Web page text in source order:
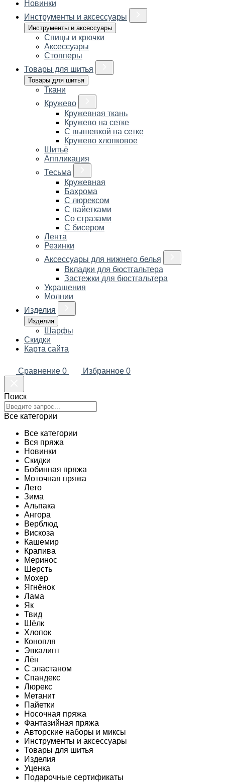
Новинки
Инструменты и аксессуары
Инструменты и аксессуары
Спицы и крючки
Аксессуары
Стопперы
Товары для шитья
Товары для шитья
Ткани
Кружево
Кружевная ткань
Кружево на сетке
С вышевкой на сетке
Кружево хлопковое
Шитьё
Аппликация
Тесьма
Кружевная
Бахрома
С люрексом
С пайетками
Со стразами
С бисером
Лента
Резинки
Аксессуары для нижнего белья
Вкладки для бюстгальтера
Застежки для бюстгальтера
Украшения
Молнии
Изделия
Изделия
Шарфы
Скидки
Карта сайта
Сравнение 0 Избранное 0
Поиск
Все категории
Все категории
Вся пряжа
Новинки
Скидки
Бобинная пряжа
Моточная пряжа
Лето
Зима
Альпака
Ангора
Верблюд
Вискоза
Кашемир
Крапива
Меринос
Шерсть
Мохер
Ягнёнок
Лама
Як
Твид
Шёлк
Хлопок
Конопля
Эвкалипт
Лён
C эластаном
Спандекс
Люрекс
Метанит
Пайетки
Носочная пряжа
Фантазийная пряжа
Авторские наборы и миксы
Инструменты и аксессуары
Товары для шитья
Изделия
Уценка
Подарочные сертификаты